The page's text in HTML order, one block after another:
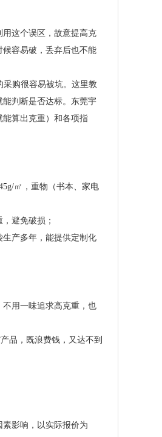
这个误区，故意提高克
容易破，丢弃后也不能
采购很容易被坑。这里教
判断是否达标。东莞宇
算出克重）和各项指
㎡，重物（书本、家电
避免破损；
产多年，能提供定制化
用一味追求高克重，也
品，既浪费钱，又达不到
影响，以实际报价为